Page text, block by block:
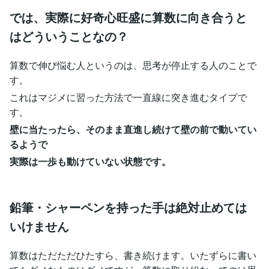
では、実際に好奇心旺盛に算数に向き合うと
はどういうことなの？
算数で伸び悩む人というのは、思考が停止する人のことで
す。
これはマジメに習った方法で一直線に突き進むタイプで
す。
壁に当たったら、そのまま直進し続けて壁の前で動いてい
るようで
実際は一歩も動けていない状態です。
鉛筆・シャーペンを持った手は絶対止めては
いけません
算数はただただひたすら、書き続けます。いたずらに書い